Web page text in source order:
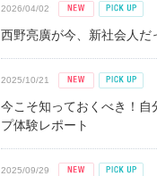
2026/04/02
西野亮廣が今、新社会人
2025/10/21
今こそ知っておくべき！自
プ体験レポート
2025/09/29